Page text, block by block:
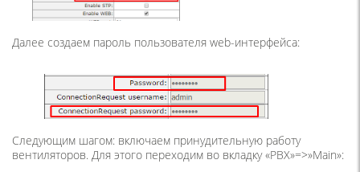
Далее создаем пароль пользователя web-интерфейса:
Следующим шагом: включаем принудительную работу
вентиляторов. Для этого переходим во вкладку «PBX»=>»Main»: